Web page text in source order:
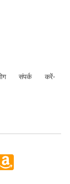
संपर्क करें-
Amazon